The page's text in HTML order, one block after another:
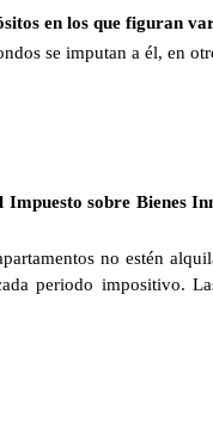
en los que figuran
se imputan a él, en
sobre Bienes
no estén
periodo impositivo.